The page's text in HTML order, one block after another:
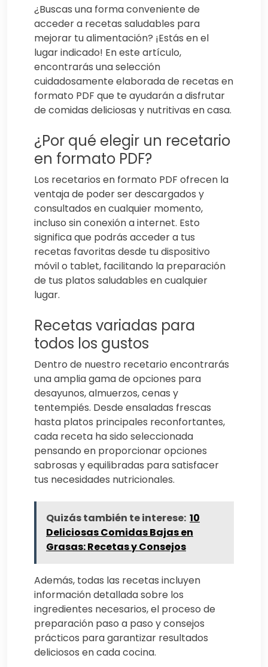
¿Buscas una forma conveniente de
acceder a recetas saludables para
mejorar tu alimentación? ¡Estás en el
lugar indicado! En este artículo,
encontrarás una selección
cuidadosamente elaborada de recetas en
formato PDF que te ayudarán a disfrutar
de comidas deliciosas y nutritivas en casa.
¿Por qué elegir un recetario
en formato PDF?
Los recetarios en formato PDF ofrecen la
ventaja de poder ser descargados y
consultados en cualquier momento,
incluso sin conexión a internet. Esto
significa que podrás acceder a tus
recetas favoritas desde tu dispositivo
móvil o tablet, facilitando la preparación
de tus platos saludables en cualquier
lugar.
Recetas variadas para
todos los gustos
Dentro de nuestro recetario encontrarás
una amplia gama de opciones para
desayunos, almuerzos, cenas y
tentempiés. Desde ensaladas frescas
hasta platos principales reconfortantes,
cada receta ha sido seleccionada
pensando en proporcionar opciones
sabrosas y equilibradas para satisfacer
tus necesidades nutricionales.
Quizás también te interese: 10
Deliciosas Comidas Bajas en
Grasas: Recetas y Consejos
Además, todas las recetas incluyen
información detallada sobre los
ingredientes necesarios, el proceso de
preparación paso a paso y consejos
prácticos para garantizar resultados
deliciosos en cada cocina.